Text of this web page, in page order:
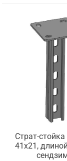
Страт-
41х21,